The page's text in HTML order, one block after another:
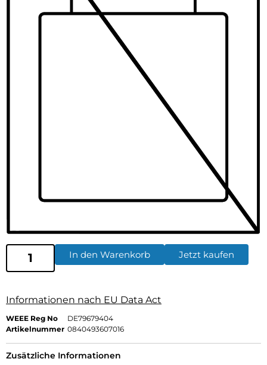
In den Warenkorb Jetzt kaufen
Informationen nach EU Data Act
WEEE Reg No
DE79679404
Artikelnummer 0840493607016
Zusätzliche Informationen